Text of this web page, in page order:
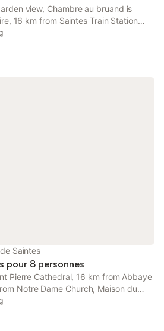
view, Chambre au bruand is
16 km from Saintes Train Station
Cathedral. This property offers
private parking.
Saintes
pour 8 personnes
Pierre Cathedral, 16 km from Abbaye
Notre Dame Church, Maison du
set in Saint-Porchaire. This
a terrace, free private parking and